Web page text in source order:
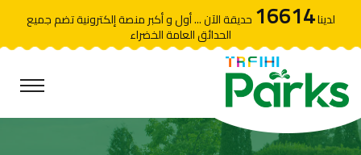
لدينا16614 حديقة الآن ... أول و أكبر منصة إلكترونية تضم جميع
الحدائق العامة الخضراء